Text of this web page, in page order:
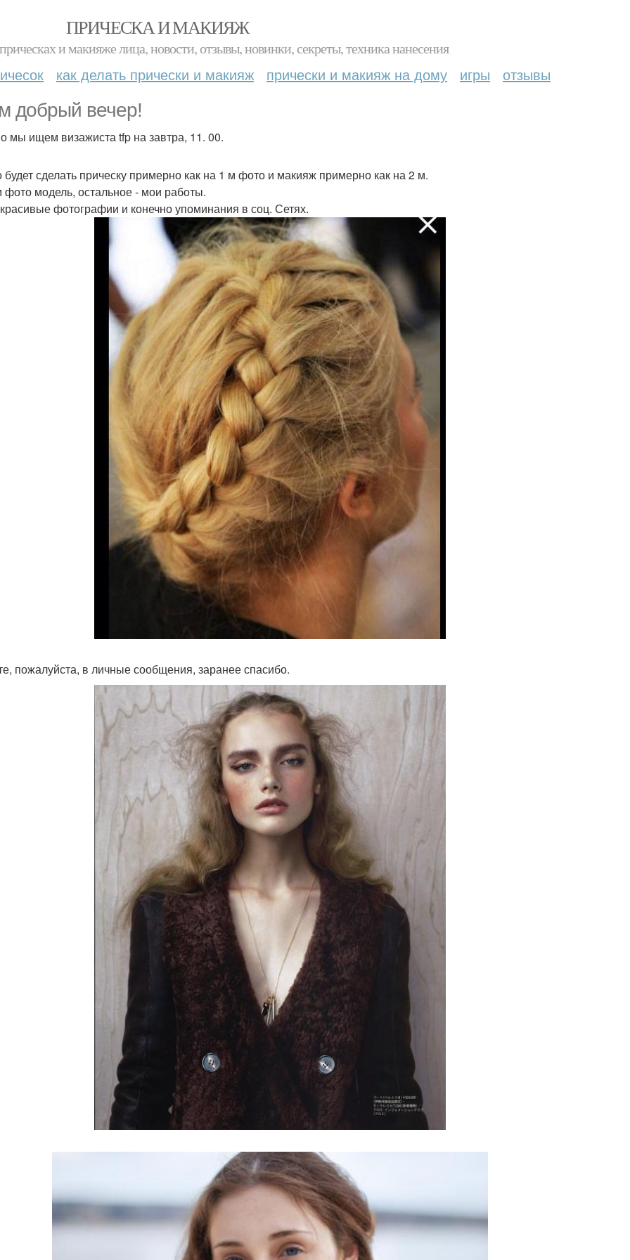
ПРИЧЕСКА И МАКИЯЖ
и макияже лица, новости, отзывы, новинки, секреты, техника нанесения
как делать прически и макияж прически и макияж на дому игры отзывы
добрый вечер!
мы ищем визажиста tfp на завтра, 11. 00.
сделать прическу примерно как на 1 м фото и макияж примерно как на 2 м.
модель, остальное - мои работы.
фотографии и конечно упоминания в соц. Сетях.
пожалуйста, в личные сообщения, заранее спасибо.